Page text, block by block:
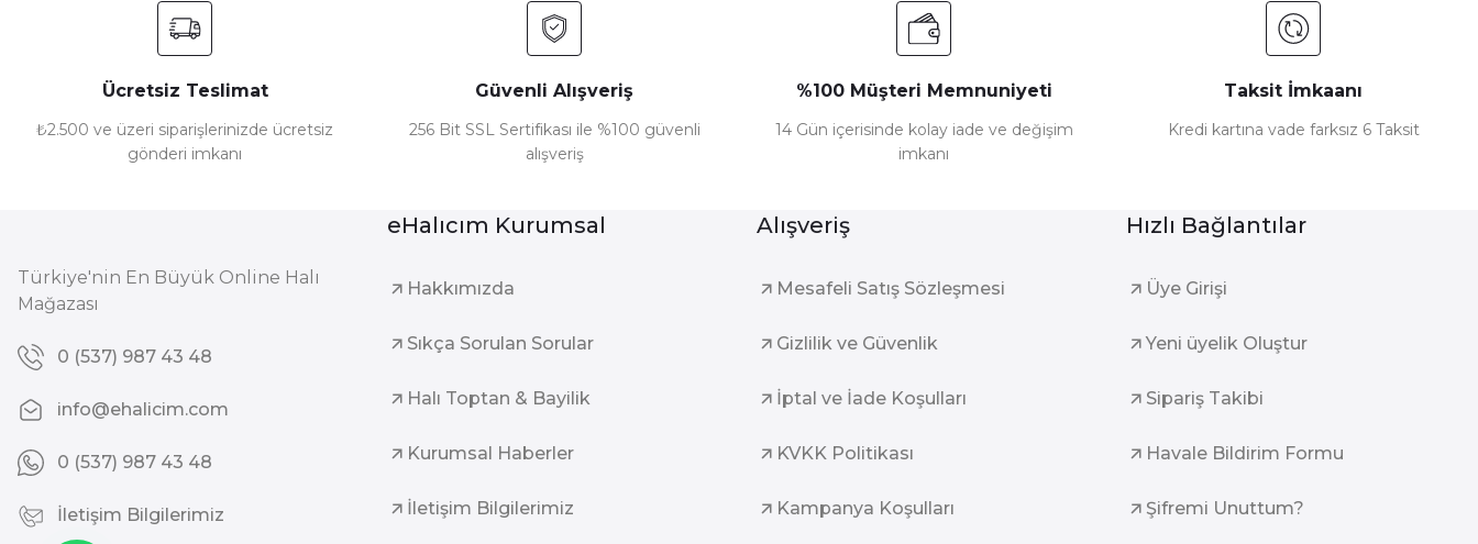
Bu ürüne benzer farklı alternatifler olmalı.
Ücretsiz Teslimat
₺2.500 ve üzeri siparişlerinizde ücretsiz
gönderi imkanı
Güvenli Alışveriş
256 Bit SSL Sertifikası ile %100 güvenli
alışveriş
%100 Müşteri Memnuniyeti
14 Gün içerisinde kolay iade ve değişim
imkanı
Taksit İmkaanı
Kredi kartına vade farksız 6 Taksit
Türkiye'nin En Büyük Online Halı
Mağazası
0 (537) 987 43 48
info@ehalicim.com
0 (537) 987 43 48
İletişim Bilgilerimiz
eHalıcım Kurumsal
Hakkımızda
Sıkça Sorulan Sorular
Halı Toptan & Bayilik
Kurumsal Haberler
İletişim Bilgilerimiz
Alışveriş
Mesafeli Satış Sözleşmesi
Gizlilik ve Güvenlik
İptal ve İade Koşulları
KVKK Politikası
Kampanya Koşulları
Hızlı Bağlantılar
Üye Girişi
Yeni üyelik Oluştur
Sipariş Takibi
Havale Bildirim Formu
Şifremi Unuttum?